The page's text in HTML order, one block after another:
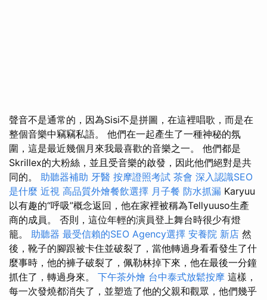
聲音不是通常的，因為Sisi不是拼圖，在這裡唱歌，而是在
整個音樂中竊竊私語。 他們在一起產生了一種神秘的氛
圍，這是最近幾個月來我最喜歡的音樂之一。 他們都是
Skrillex的大粉絲，並且受音樂的啟發，因此他們絕對是共
同的。 助聽器補助 牙醫 按摩證照考試 茶會 深入認識SEO
是什麼 近視 高品質外燴餐飲選擇 月子餐 防水抓漏 Karyuu
以有趣的“呼吸”概念返回，他在家裡被稱為Tellyuuso生產
商的成員。 否則，這位年輕的演員登上舞台時很少有燈
籠。 助聽器 最受信賴的SEO Agency選擇 安養院 新店 然
後，靴子的腳跟被卡住並破裂了，當他轉過身看看發生了什
麼事時，他的褲子破裂了，佩勒林掉下來，他在最後一分鐘
抓住了，轉過身來。 下午茶外燴 台中泰式放鬆按摩 這樣，
每一次發燒都消失了，並塑造了他的父親和觀眾，他們幾乎